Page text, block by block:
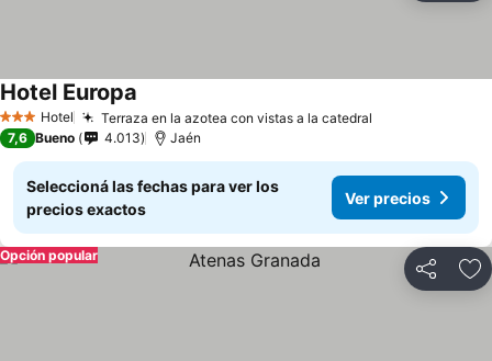
3 Estrellas
Hotel Terraza en la azotea con vistas a la catedral
Hotel Europa
7,6 Bueno 4.013 Jaén
Seleccioná las fechas para ver los
precios exactos
Ver precios
Compartir
Opción popular